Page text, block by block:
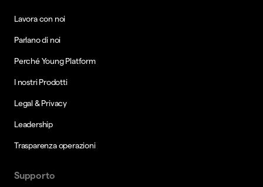
Lavora con noi
Parlano di noi
Perché Young Platform
I nostri Prodotti
Legal & Privacy
Leadership
Trasparenza operazioni
Supporto